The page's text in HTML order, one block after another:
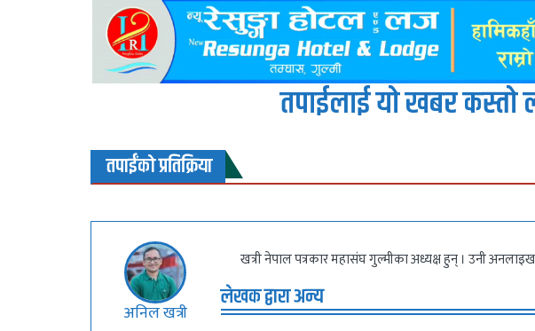
तपाईलाई यो खबर कस्तो
तपाईंको प्रतिक्रिया
अनिल खत्री
खत्री नेपाल पत्रकार महासंघ गुल्मीका अध्यक्ष हुन् । उनी
लेखक द्वारा अन्य